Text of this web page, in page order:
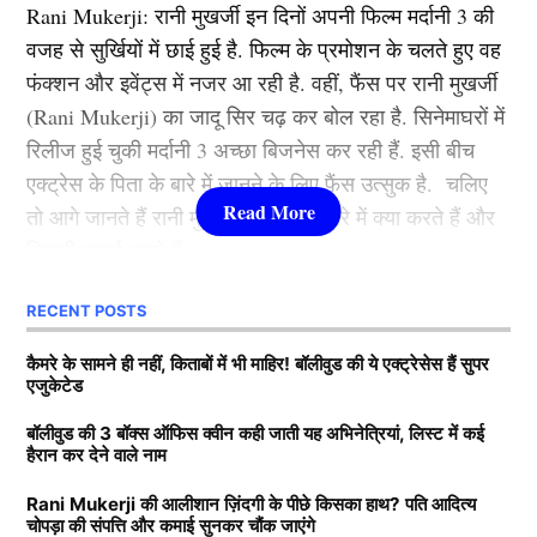
2012 से की थी. इस फिल्म के बाद उन्होंने ऐसी उड़ान भरी की
कभी रूकी ही नहीं. गंगुबाई, आर आर आर, राजी, ब्रह्मास्त्र जैसी
फिल्मों से आलिया भट्ट बॉलीवुड की क्वीन बन बैठी. माना जाता है
कि जिस भी फिल्म से आलिया भट्टा का नाम जुड़ता है उसका हिट
होना तय है.
3.श्रद्धा कपूर ( Shraddha Kapoor )
लिस्ट में तीसरे नंबर पर शक्ति कपूर की बेटी श्रद्धा कपूर मौजूद है.
उन्होंने कई हिट फिल्में की है. खूबसूरती के साथ फैंस श्रद्धा को
उनकी एक्टिंग की वजह से भी काफी पसंद करते हैं. उनकी
मासूमियत और सादगी सभी को पसंद आती है. वहीं, श्रद्धा ने अपने
करियर की शुरूआत 2010 में ‘तीन पत्ती’ (Teen Patti) फ़िल्म से
की थी. हालांकि, उनकी यह फिल्म बॉक्स ऑफिस पर कुछ खास
कमाई नहीं कर पाई. वहीं, साल 2013 में आई रोमांटिक फिल्म
Rani Mukerji: रानी मुखर्जी इन दिनों अपनी फिल्म मर्दानी 3 की
वजह से सुर्खियों में छाई हुई है. फिल्म के प्रमोशन के चलते हुए वह
फंक्शन और इवेंट्स में नजर आ रही है. वहीं, फैंस पर रानी मुखर्जी
(Rani Mukerji) का जादू सिर चढ़ कर बोल रहा है. सिनेमाघरों में
रिलीज हुई चुकी मर्दानी 3 अच्छा बिजनेस कर रही हैं. इसी बीच
एक्ट्रेस के पिता के बारे में जानने के लिए फैंस उत्सुक है. चलिए
तो आगे जानते हैं रानी मुखर्जी के पिता के बारे में क्या करते हैं और
Rani Mukerji के पति के पास कितनी
संपत्ति?
बता दें कि रानी मुखर्जी (Rani Mukerji) के पति का नाम आदित्य
चोपड़ा है. वह करोड़ों की संपत्ति के मालिक हैं. मीडिया रिपोर्ट्स का
दावा है कि आदित्य के पास 7200-7500 करोड़ की संपत्ति है. रानी
RECENT POSTS
कैमरे के सामने ही नहीं, किताबों में भी माहिर! बॉलीवुड की ये एक्ट्रेसेस हैं सुपर
एजुकेटेड
बॉलीवुड की 3 बॉक्स ऑफिस क्वीन कही जाती यह अभिनेत्रियां, लिस्ट में कई
हैरान कर देने वाले नाम
Rani Mukerji की आलीशान ज़िंदगी के पीछे किसका हाथ? पति आदित्य
चोपड़ा की संपत्ति और कमाई सुनकर चौंक जाएंगे